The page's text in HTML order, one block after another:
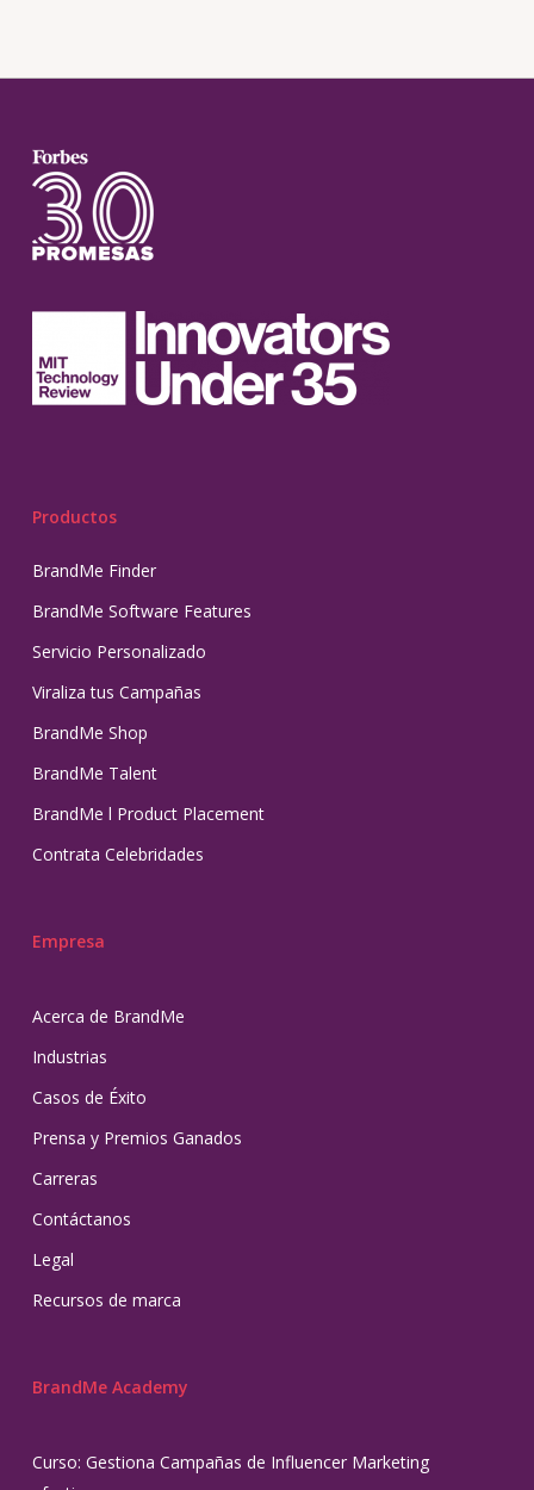
Productos
BrandMe Finder
BrandMe Software Features
Servicio Personalizado
Viraliza tus Campañas
BrandMe Shop
BrandMe Talent
BrandMe l Product Placement
Contrata Celebridades
Empresa
Acerca de BrandMe
Industrias
Casos de Éxito
Prensa y Premios Ganados
Carreras
Contáctanos
Legal
Recursos de marca
BrandMe Academy
Curso: Gestiona Campañas de Influencer Marketing